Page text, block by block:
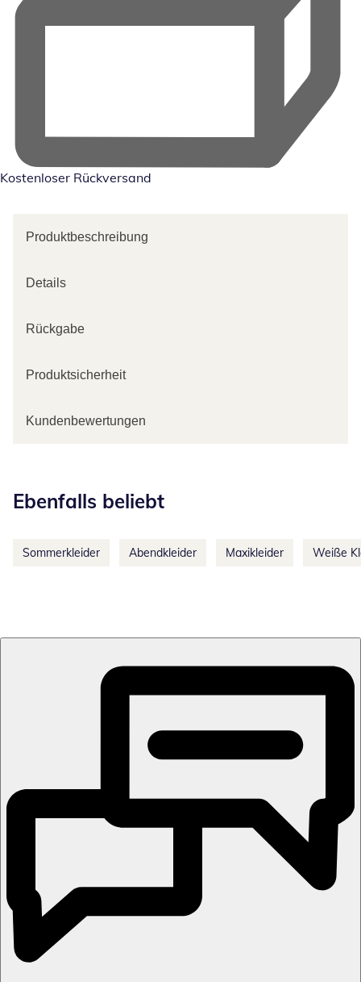
Kostenloser Rückversand
Produktbeschreibung
Details
Rückgabe
Produktsicherheit
Kundenbewertungen
Ebenfalls beliebt
Sommerkleider Abendkleider Maxikleider Weiße